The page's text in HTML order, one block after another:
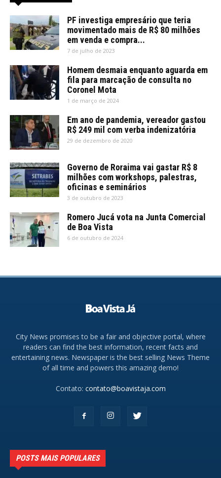
PF investiga empresário que teria
movimentado mais de R$ 80 milhões
em venda e compra...
7 de julho de 2023
Homem desmaia enquanto aguarda em
fila para marcação de consulta no
Coronel Mota
1 de março de 2024
Em ano de pandemia, vereador gastou
R$ 249 mil com verba indenizatória
29 de dezembro de 2020
Governo de Roraima vai gastar R$ 8
milhões com workshops, palestras,
oficinas e seminários
3 de outubro de 2023
Romero Jucá vota na Junta Comercial
de Boa Vista
6 de outubro de 2024
City News promises to be a fair and objective portal, where
readers can find the best information, recent facts and
entertaining news. Newspaper is the best selling News Theme
of all time and powers this amazing demo!
Contato: contato@boavistaja.com
POSTS MAIS POPULARES